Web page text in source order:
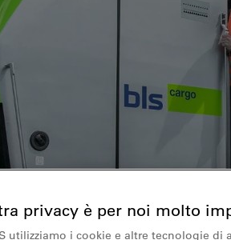
privacy è per noi molto
utilizziamo i cookie e altre tecnologie di